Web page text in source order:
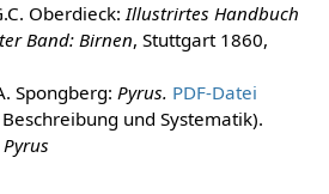
Oberdieck:Illustrirtes Handbuch
Band: Birnen, Stuttgart 1860,
Spongberg:Pyrus. PDF-Datei
und Systematik).
Pyrus